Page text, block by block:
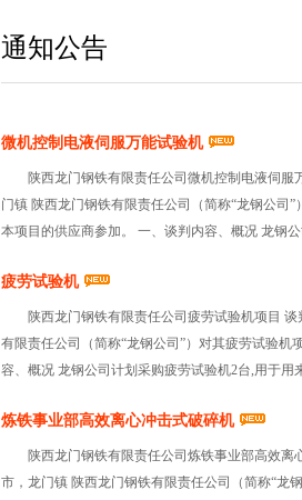
通知公告
微机控制电液伺服万能试验机
陕西龙门钢铁有限责任公司微机控制电液伺服
门镇 陕西龙门钢铁有限责任公司（简称“龙钢公司
本项目的供应商参加。 一、谈判内容、概况 龙钢
疲劳试验机
陕西龙门钢铁有限责任公司疲劳试验机项目
有限责任公司（简称“龙钢公司”）对其疲劳试验
容、概况 龙钢公司计划采购疲劳试验机2台,用于用
炼铁事业部高效离心冲击式破碎机
陕西龙门钢铁有限责任公司炼铁事业部高效离
市，龙门镇 陕西龙门钢铁有限责任公司（简称“龙